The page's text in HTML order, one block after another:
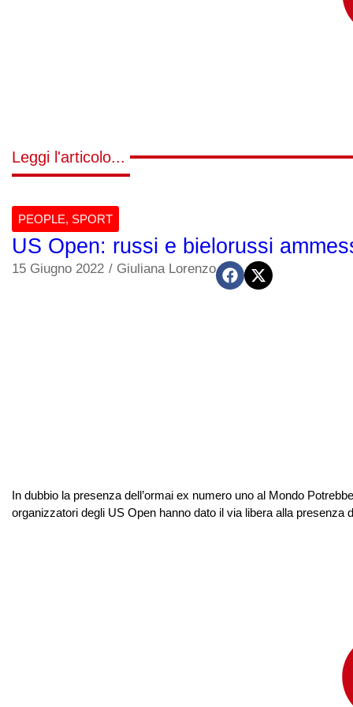
Leggi l'articolo...
PEOPLE, SPORT
US Open: russi e bielorussi
15 Giugno 2022 / Giuliana Lorenzo
In dubbio la presenza dell’ormai ex numero uno al Mondo
organizzatori degli US Open hanno dato il via libera alla